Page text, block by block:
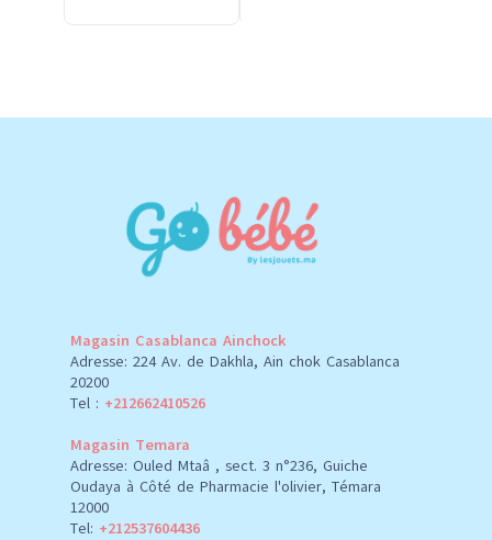
Magasin Casablanca Ainchock
Adresse: 224 Av. de Dakhla, Ain chok Casablanca
20200
Tel : +212662410526
Magasin Temara
Adresse: Ouled Mtaâ , sect. 3 n°236, Guiche
Oudaya à Côté de Pharmacie l'olivier, Témara
12000
Tel: +212537604436